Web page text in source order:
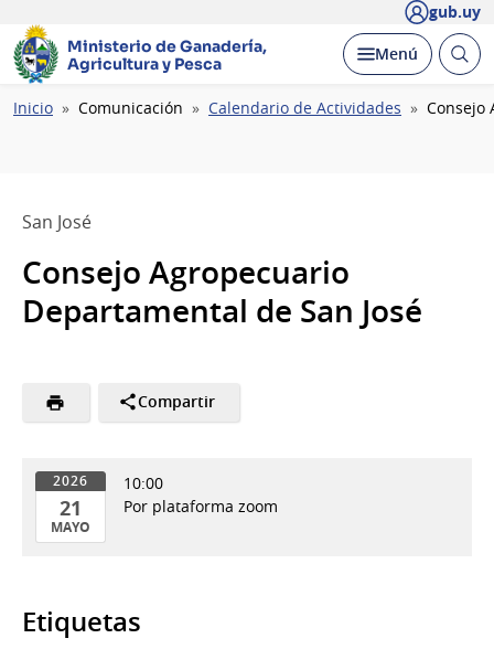
gub.uy
Ministerio de Ganadería,
Agricultura y Pesca
Desplegar
Menú Abrir
Ruta
Inicio Comunicación Calendario de Actividades Consejo
San José
Consejo Agropecuario
Departamental de San José
Compartir
2026
21
MAYO
Mayo
del
10:00
Por plataforma zoom
Etiquetas